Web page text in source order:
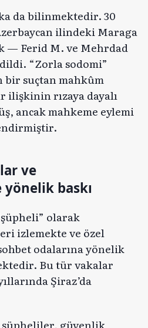
da bilinmektedir. 30
ilindeki Maraga
— Ferid M. ve Mehrdad
“Zorla sodomi”
suçtan mahkûm
ilişkinin rızaya dayalı
ancak mahkeme eylemi
ve
baskı
olarak
izlemekte ve özel
odalarına yönelik
Bu tür vakalar
Şiraz’da
şüpheliler, güvenlik